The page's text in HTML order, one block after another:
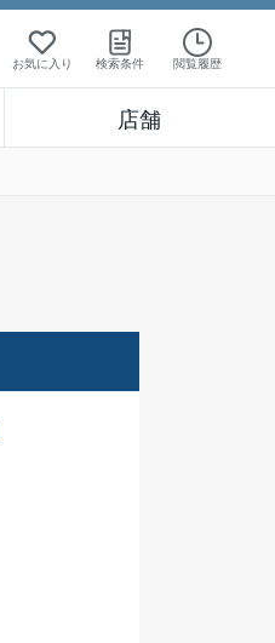
お気に入り 検索条件 閲覧履歴
店舗